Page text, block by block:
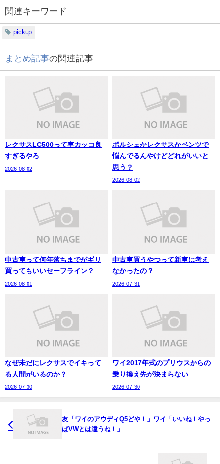
関連キーワード
pickup
まとめ記事の関連記事
レクサスLC500って車カッコ良
すぎるやろ
2026-08-02
ポルシェかレクサスかベンツで
悩んでるんやけどどれがいいと
思う？
2026-08-02
中古車って何年落ちまでがギリ
買ってもいいセーフライン？
2026-08-01
中古車買うやつって新車は考え
なかったの？
2026-07-31
なぜ未だにレクサスでイキって
る人間がいるのか？
2026-07-30
ワイ2017年式のプリウスからの
乗り換え先が決まらない
2026-07-30
友「ワイのアウディQ5どや！」ワイ「いいね！やっ
ぱVWとは違うね！」